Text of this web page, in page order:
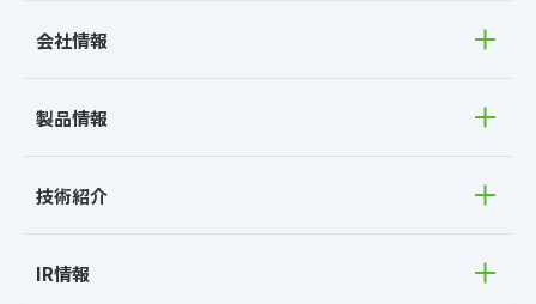
会社情報
製品情報
技術紹介
IR情報